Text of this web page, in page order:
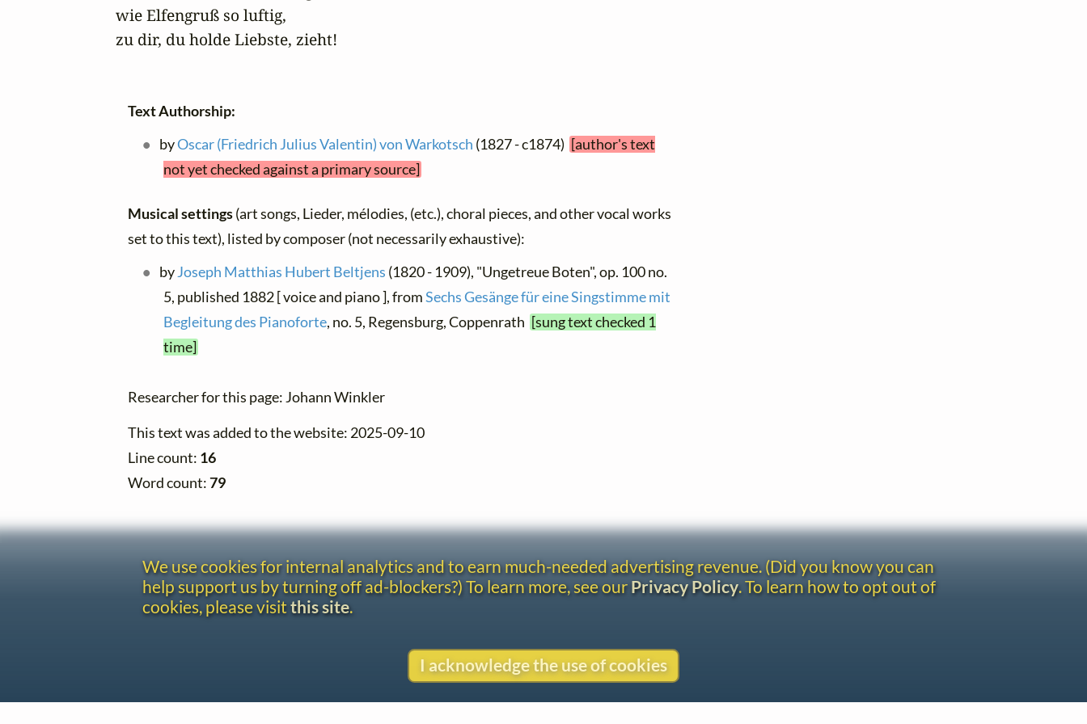
wie Elfengruß so luftig,
zu dir, du holde Liebste, zieht!
Text Authorship:
byOscar (Friedrich Julius Valentin) von Warkotsch (1827 - c1874) [author's text
not yet checked against a primary source]
Musical settings(art songs, Lieder, mélodies, (etc.), choral pieces, and other vocal works
set to this text), listed by composer (not necessarily exhaustive):
byJoseph Matthias Hubert Beltjens (1820 - 1909), "Ungetreue Boten", op. 100 no.
5, published 1882 [ voice and piano ], fromSechs Gesänge für eine Singstimme mit
Begleitung des Pianoforte, no. 5, Regensburg, Coppenrath [sung text checked 1
time]
Researcher for this page: Johann Winkler
This text was added to the website: 2025-09-10
Line count: 16
Word count:79
We use cookies for internal analytics and to earn much-needed advertising revenue. (Did you know you can
help support us by turning off ad-blockers?) To learn more, see ourPrivacy Policy. To learn how to opt out of
cookies, please visit this site.
I acknowledge the use of cookies